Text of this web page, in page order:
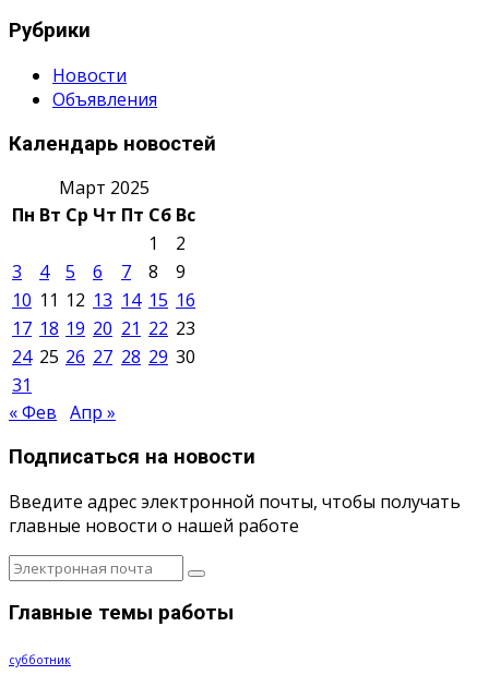
Рубрики
Новости
Объявления
Календарь новостей
Март 2025
Пн Вт Ср Чт Пт Сб Вс
1
2
3
4 5 6 7 8
9
10 11 12 13 14 15 16
17 18 19 20 21 22 23
24 25 26 27 28 29 30
31
« Фев Апр »
Подписаться на новости
Введите адрес электронной почты, чтобы получать
главные новости о нашей работе
Главные темы работы
субботник